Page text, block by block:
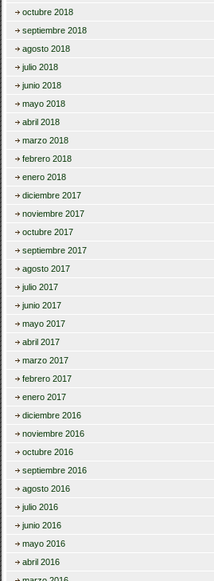
octubre 2018
septiembre 2018
agosto 2018
julio 2018
junio 2018
mayo 2018
abril 2018
marzo 2018
febrero 2018
enero 2018
diciembre 2017
noviembre 2017
octubre 2017
septiembre 2017
agosto 2017
julio 2017
junio 2017
mayo 2017
abril 2017
marzo 2017
febrero 2017
enero 2017
diciembre 2016
noviembre 2016
octubre 2016
septiembre 2016
agosto 2016
julio 2016
junio 2016
mayo 2016
abril 2016